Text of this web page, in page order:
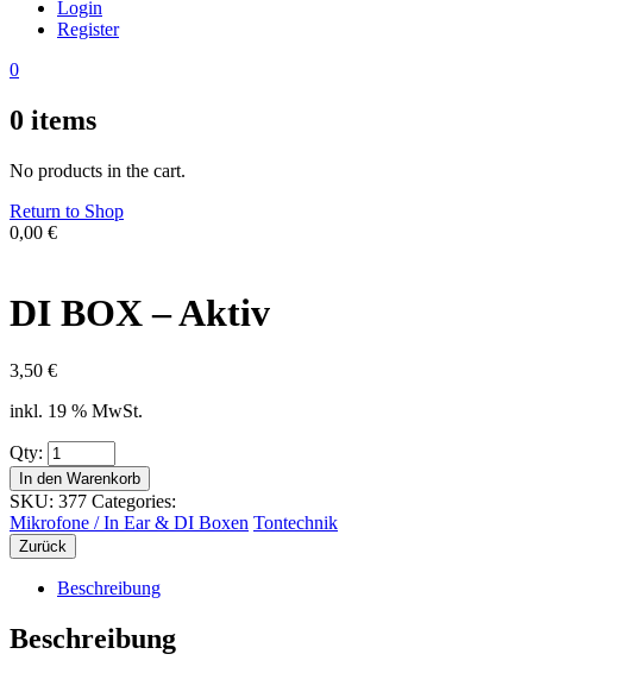
Login
Register
0
0 items
No products in the cart.
Return to Shop
0,00 €
DI BOX – Aktiv
3,50 €
inkl. 19 % MwSt.
Qty:
In den Warenkorb
SKU: 377 Categories:
Mikrofone / In Ear & DI Boxen Tontechnik
Zurück
Beschreibung
Beschreibung